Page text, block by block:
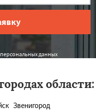
данных
области:
Звенигород